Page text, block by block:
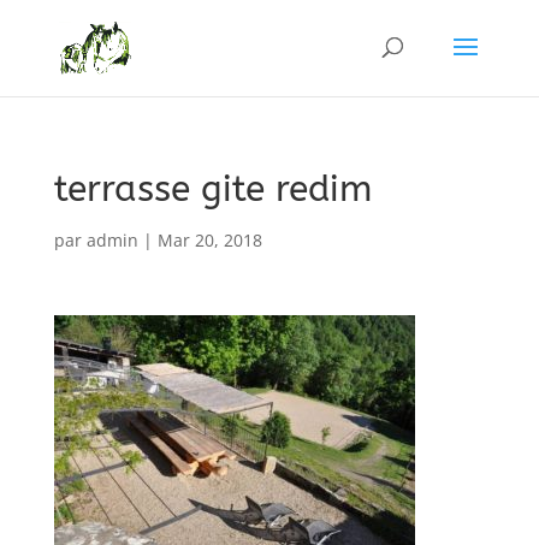
terrasse gite redim
par admin | Mar 20, 2018